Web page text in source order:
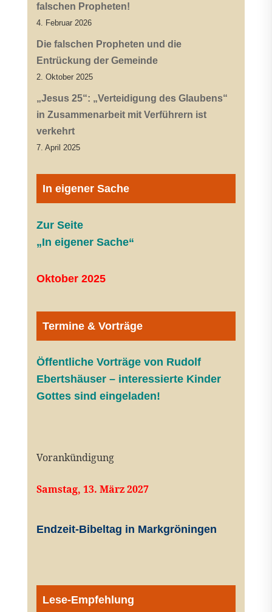
falschen Propheten!
4. Februar 2026
Die falschen Propheten und die
Entrückung der Gemeinde
2. Oktober 2025
„Jesus 25“: „Verteidigung des Glaubens“
in Zusammenarbeit mit Verführern ist
verkehrt
7. April 2025
In eigener Sache
Zur Seite
„In eigener Sache“
Oktober 2025
Termine & Vorträge
Öffentliche Vorträge von Rudolf
Ebertshäuser – interessierte Kinder
Gottes sind eingeladen!
Vorankündigung
Samstag, 13. März 2027
Endzeit-Bibeltag in Markgröningen
Lese-Empfehlung